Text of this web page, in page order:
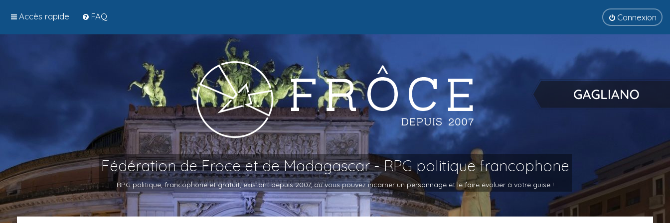
Accès rapide FAQ Connexion
Fédération de Froce et de Madagascar - RPG politique francophone
RPG politique, francophone et gratuit, existant depuis 2007, où vous pouvez incarner un personnage et le faire évoluer à votre guise !